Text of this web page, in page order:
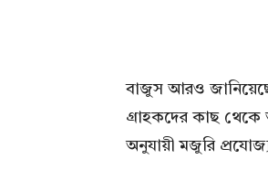
বাজুস আরও জানিয়েছে,
গ্রাহকদের কাছ
অনুযায়ী মজুরি